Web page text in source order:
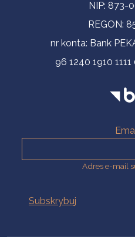
NIP: 873-
REGON:
nr konta: Bank
96 1240 1910
Adres e-mail